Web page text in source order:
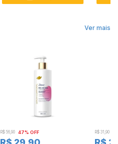
Ver mais
R$ 56,90 47% OFF R$ 31,90